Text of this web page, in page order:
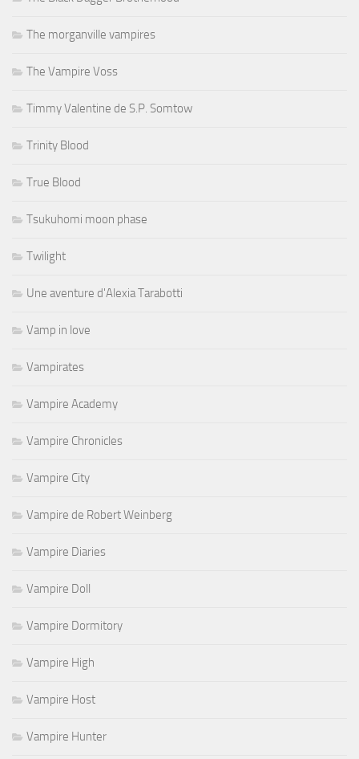
The morganville vampires
The Vampire Voss
Timmy Valentine de S.P. Somtow
Trinity Blood
True Blood
Tsukuhomi moon phase
Twilight
Une aventure d'Alexia Tarabotti
Vamp in love
Vampirates
Vampire Academy
Vampire Chronicles
Vampire City
Vampire de Robert Weinberg
Vampire Diaries
Vampire Doll
Vampire Dormitory
Vampire High
Vampire Host
Vampire Hunter